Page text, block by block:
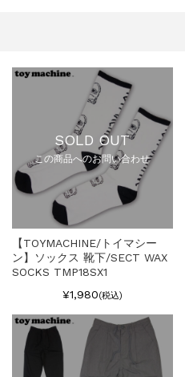
SOLD OUT
この商品へのお問い合わせ
【TOYMACHINE/トイマシー
ン】ソックス 靴下/SECT WAX
SOCKS TMP18SX1
¥1,980(税込)